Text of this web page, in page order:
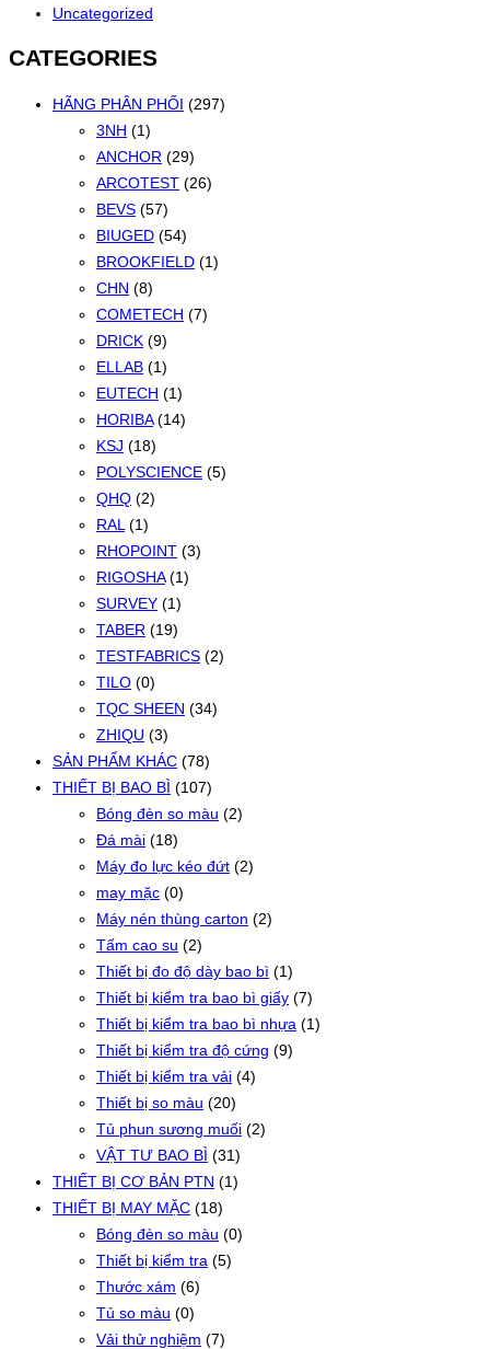
Uncategorized
CATEGORIES
HÃNG PHÂN PHỐI (297)
3NH (1)
ANCHOR (29)
ARCOTEST (26)
BEVS (57)
BIUGED (54)
BROOKFIELD (1)
CHN (8)
COMETECH (7)
DRICK (9)
ELLAB (1)
EUTECH (1)
HORIBA (14)
KSJ (18)
POLYSCIENCE (5)
QHQ (2)
RAL (1)
RHOPOINT (3)
RIGOSHA (1)
SURVEY (1)
TABER (19)
TESTFABRICS (2)
TILO (0)
TQC SHEEN (34)
ZHIQU (3)
SẢN PHẨM KHÁC (78)
THIẾT BỊ BAO BÌ (107)
Bóng đèn so màu (2)
Đá mài (18)
Máy đo lực kéo đứt (2)
may mặc (0)
Máy nén thùng carton (2)
Tấm cao su (2)
Thiết bị đo độ dày bao bì (1)
Thiết bị kiểm tra bao bì giấy (7)
Thiết bị kiểm tra bao bì nhựa (1)
Thiết bị kiểm tra độ cứng (9)
Thiết bị kiểm tra vải (4)
Thiết bị so màu (20)
Tủ phun sương muối (2)
VẬT TƯ BAO BÌ (31)
THIẾT BỊ CƠ BẢN PTN (1)
THIẾT BỊ MAY MẶC (18)
Bóng đèn so màu (0)
Thiết bị kiểm tra (5)
Thước xám (6)
Tủ so màu (0)
Vải thử nghiệm (7)